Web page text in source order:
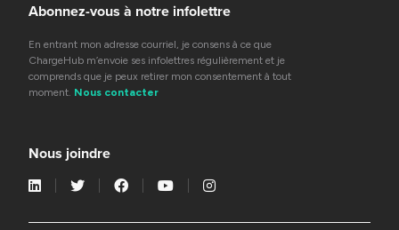
Abonnez-vous à notre infolettre
En entrant mon adresse courriel, je consens à ce que
ChargeHub m’envoie ses infolettres régulièrement et je
comprends que je peux retirer mon consentement à tout
moment. Nous contacter
Nous joindre